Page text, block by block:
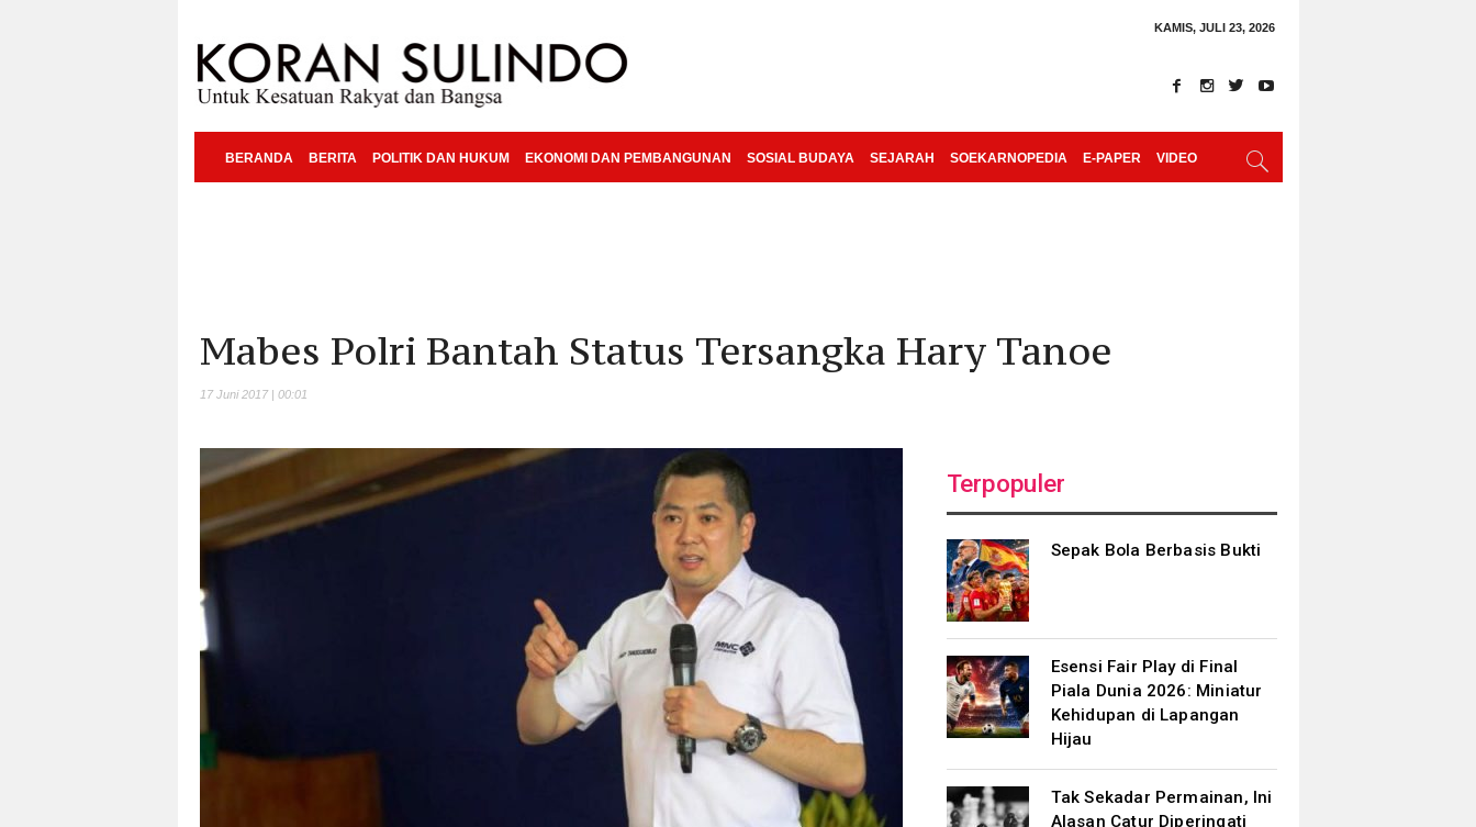
KAMIS, JULI 23, 2026
BERANDA BERITA POLITIK DAN HUKUM EKONOMI DAN PEMBANGUNAN SOSIAL BUDAYA SEJARAH SOEKARNOPEDIA E-PAPER VIDEO
Mabes Polri Bantah Status Tersangka Hary Tanoe
17 Juni 2017 | 00:01
Terpopuler
Sepak Bola Berbasis Bukti
Esensi Fair Play di Final
Piala Dunia 2026: Miniatur
Kehidupan di Lapangan
Hijau
Tak Sekadar Permainan, Ini
Alasan Catur Diperingati